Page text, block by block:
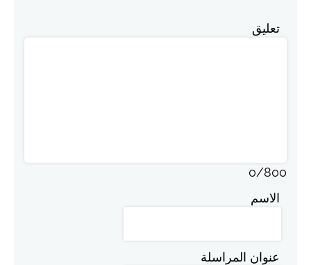
تعليق
0/800
الاسم
عنوان المراسلة